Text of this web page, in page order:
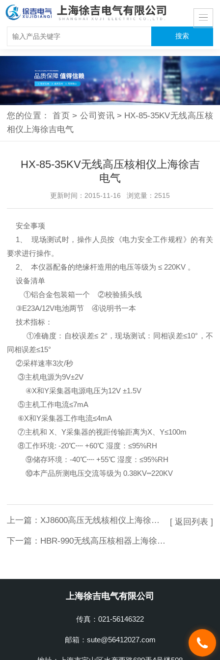
您的位置：首页 > 公司资讯 > HX-85-35KV无线高压核
相仪上海徐吉电气
HX-85-35KV无线高压核相仪上海徐吉
电气
更新时间：2015-11-16 浏览量：2515
安全事项
1、 现场测试时，操作人员按《电力安全工作规程》的有关
要求进行操作。
2、 本仪器配备的绝缘杆造用的电压等级为 ≤ 220KV 。
设备清单
①铝合金包装箱一个 ②校验插头线
③E23A/12V电池两节 ④说明书一本
技术指标：
①准确度：自校误差≤ 2°，现场测试：同相误差≤10°，不
同相误差≤15°
②采样速率3次/秒
③主机电源为9V±2V
④X和Y采集器电源电压为12V ±1.5V
⑤主机工作电流≤7mA
⑥X和Y采集器工作电流≤4mA
⑦主机和 X、Y采集器的视距传输距离为X、Y≤100m
⑧工作环境: -20℃┉ +60℃ 湿度：≤95%RH
⑨储存环境：-40℃┉ +55℃ 湿度：≤95%RH
⑩本产品所测电压交流等级为 0.38KV┉220KV
上一篇： XJ8600高压无线核相仪上海徐吉电气
下一篇： HBR-990无线高压核相器上海徐吉电气
[ 返回列表 ]
上海徐吉电气有限公司
传真：021-56146322
邮箱：sute@56412027.com